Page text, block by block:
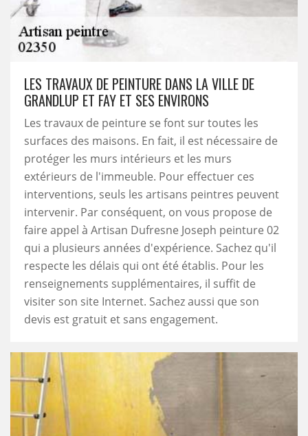
LES TRAVAUX DE PEINTURE DANS LA VILLE DE
GRANDLUP ET FAY ET SES ENVIRONS
Les travaux de peinture se font sur toutes les
surfaces des maisons. En fait, il est nécessaire de
protéger les murs intérieurs et les murs
extérieurs de l'immeuble. Pour effectuer ces
interventions, seuls les artisans peintres peuvent
intervenir. Par conséquent, on vous propose de
faire appel à Artisan Dufresne Joseph peinture 02
qui a plusieurs années d'expérience. Sachez qu'il
respecte les délais qui ont été établis. Pour les
renseignements supplémentaires, il suffit de
visiter son site Internet. Sachez aussi que son
devis est gratuit et sans engagement.